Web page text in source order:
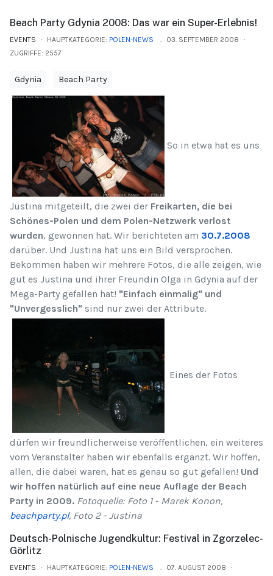
Beach Party Gdynia 2008: Das war ein Super-Erlebnis!
EVENTS HAUPTKATEGORIE: POLEN-NEWS
03. SEPTEMBER 2008
ZUGRIFFE: 2557
Gdynia Beach Party
So in etwa hat es uns
Justina mitgeteilt, die zwei der Freikarten, die bei
Schönes-Polen und dem Polen-Netzwerk verlost
wurden, gewonnen hat. Wir berichteten am 30.7.2008
darüber. Und Justina hat uns ein Bild versprochen.
Bekommen haben wir mehrere Fotos, die alle zeigen, wie
gut es Justina und ihrer Freundin Olga in Gdynia auf der
Mega-Party gefallen hat! "Einfach einmalig" und
"Unvergesslich" sind nur zwei der Attribute.
Eines der Fotos
dürfen wir freundlicherweise veröffentlichen, ein weiteres
vom Veranstalter haben wir ebenfalls ergänzt. Wir hoffen,
allen, die dabei waren, hat es genau so gut gefallen! Und
wir hoffen natürlich auf eine neue Auflage der Beach
Party in 2009. Fotoquelle: Foto 1 - Marek Konon,
beachparty.pl, Foto 2 - Justina
Deutsch-Polnische Jugendkultur: Festival in Zgorzelec-
Görlitz
EVENTS HAUPTKATEGORIE: POLEN-NEWS
07. AUGUST 2008